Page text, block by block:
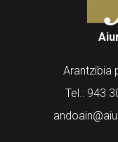
Arantzibia
Tel.: 943